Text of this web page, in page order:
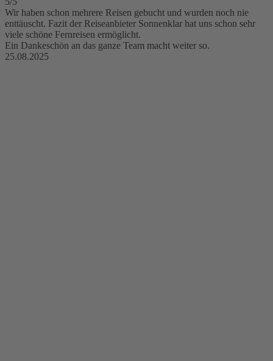
Wir haben schon mehrere Reisen gebucht und wurden noch nie
enttäuscht. Fazit der Reiseanbieter Sonnenklar hat uns schon sehr
viele schöne Fernreisen ermöglicht.
Ein Dankeschön an das ganze Team macht weiter so.
25.08.2025